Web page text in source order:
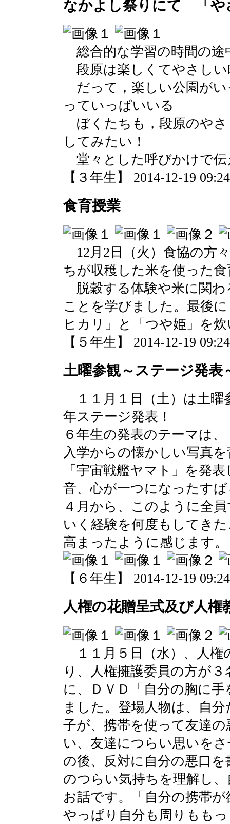
なかよし祭りにて 「や
総合的な学習の時間の途
段原は楽しくてやさしい
だって，楽しい公園が
っていっぱいいる
ぼくたちも，段原のや
してみたい！
堂々とした呼びかけで
【３年生】 2014-12-19
食育授業
12月2日（火）食協の方
ちが収穫した米を使った
脱穀する体験や米に関
ことを学びました。最後
ヒカリ」と「つや姫」を
【５年生】 2014-12-19
土曜参観～ステージ発表
１１月１日（土）は土曜
年ステージ発表！
６年生の発表のテーマは
入学からの懐かしい写真
「宇宙戦艦ヤマト」を発
音、心が一つになったす
４月から、このように全
いく経験を何度もしてき
高まったように感じます。
【６年生】 2014-12-19
人権の花贈呈式及び人権
１１月５日（水）、人権
り、人権擁護委員の方が
に、ＤＶＤ「自分の胸に
ました。登場人物は、自
子が、携帯を使って友達
い、友達につらい思いを
の後、反対に自分の悪口
のつらい気持ちを理解し
お話です。「自分の携帯
やっぱり自分も周りもも